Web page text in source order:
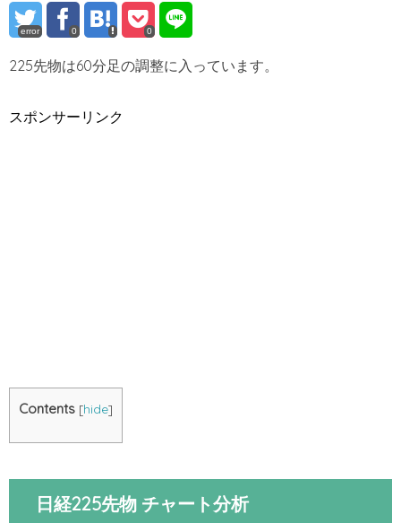
error 0 0
225先物は60分足の調整に入っています。
スポンサーリンク
Contents [hide]
日経225先物 チャート分析